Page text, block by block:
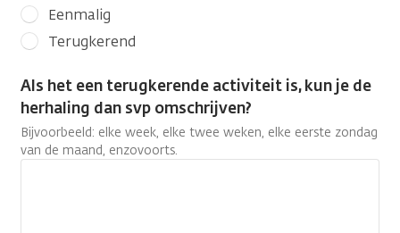
TijdEenmalig
Terugkerend
Als het een terugkerende activiteit is, kun je de
herhaling dan svp omschrijven?
Bijvoorbeeld: elke week, elke twee weken, elke eerste zondag
van de maand, enzovoorts.